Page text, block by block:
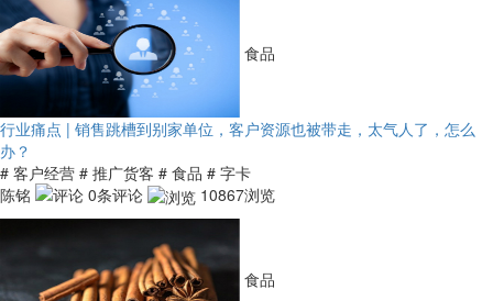
食品
行业痛点 | 销售跳槽到别家单位，客户资源也被带走，太气人了，怎么
办？
# 客户经营 # 推广货客 # 食品 # 字卡
陈铭
0条评论 10867浏览
食品